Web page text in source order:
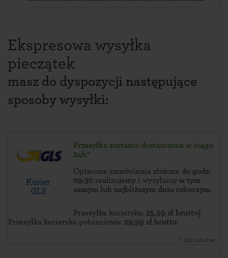
Ekspresowa wysyłka
pieczątek
masz do dyspozycji następujące
sposoby wysyłki:
Kurier
GLS
Przesyłka zostanie dostarczona w ciągu
24h*
Opłacone zamówienia złożone do godz.
09:30 realizujemy i wysyłamy w tym
samym lub najbliższym dniu roboczym.
Przesyłka kurierska: 25,99 zł brutto}
Przesyłka kurierska pobraniowa: 29,99 zł brutto
* dni robocze